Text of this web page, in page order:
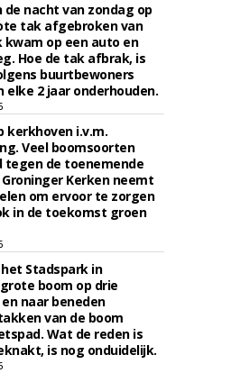
de nacht van zondag op
tak afgebroken van
kwam op een auto en
Hoe de tak afbrak, is
buurtbewoners
elke 2 jaar onderhouden.
kerkhoven i.v.m.
Veel boomsoorten
tegen de toenemende
Kerken neemt
om ervoor te zorgen
in de toekomst groen
Stadspark in
boom op drie
naar beneden
van de boom
Wat de reden is
is nog onduidelijk.